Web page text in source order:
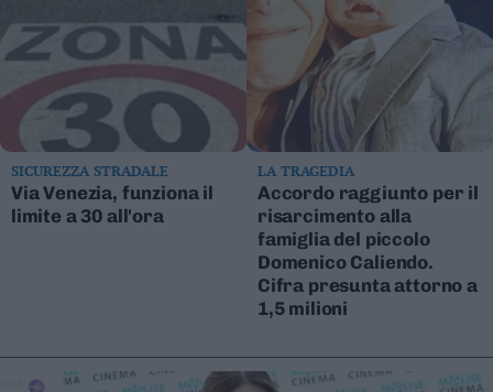
SICUREZZA STRADALE
Via Venezia, funziona il
limite a 30 all'ora
LA TRAGEDIA
Accordo raggiunto per il
risarcimento alla
famiglia del piccolo
Domenico Caliendo.
Cifra presunta attorno a
1,5 milioni